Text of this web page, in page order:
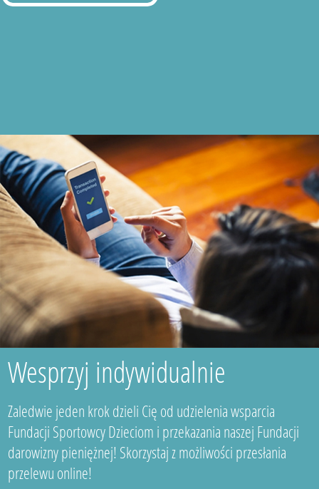
Wesprzyj indywidualnie
Zaledwie jeden krok dzieli Cię od udzielenia wsparcia
Fundacji Sportowcy Dzieciom i przekazania naszej Fundacji
darowizny pieniężnej! Skorzystaj z możliwości przesłania
przelewu online!